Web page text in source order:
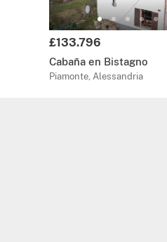
Precio:
£133.796
Cabaña en Bistagno
Piamonte, Alessandria